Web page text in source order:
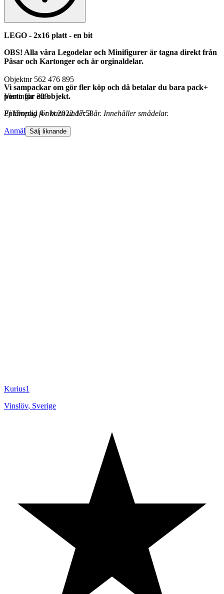
LEGO - 2x16 platt - en bit
OBS! Alla våra Legodelar och Minifigurer är tagna direkt från
Påsar och Kartonger och är orginaldelar.
Vi sampackar om gör fler köp och då betalar du bara pack+
porto för ett objekt.
Ej lämplig för barn under 3 år. Innehåller smådelar.
Objektnr 562 476 895
Visningar 328
Publicerad 4 okt 2022 17:58
Anmäl Sälj liknande
Kurius1
Vinslöv, Sverige